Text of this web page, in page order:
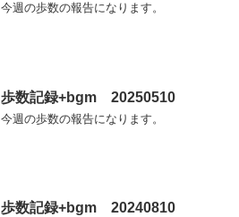
今週の歩数の報告になります。
歩数記録+bgm 20250510
今週の歩数の報告になります。
歩数記録+bgm 20240810